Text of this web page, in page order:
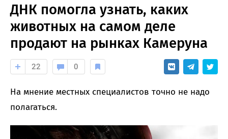
ДНК помогла узнать, каких
животных на самом деле
продают на рынках Камеруна
22 0
На мнение местных специалистов точно не надо
полагаться.